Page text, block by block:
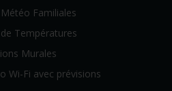
Familiales
Températures
Murales
Wi-Fi avec prévisions